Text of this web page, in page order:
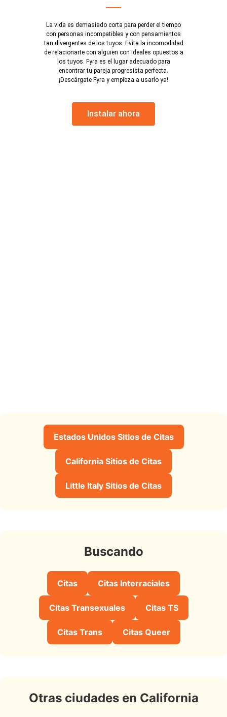
La vida es demasiado corta para perder el tiempo
con personas incompatibles y con pensamientos
tan divergentes de los tuyos. Evita la incomodidad
de relacionarte con alguien con ideales opuestos a
los tuyos. Fyra es el lugar adecuado para
encontrar tu pareja progresista perfecta.
¡Descárgate Fyra y empieza a usarlo ya!
Instalar ahora
Estados Unidos Sitios de Citas
California Sitios de Citas
Little Italy Sitios de Citas
Buscando
Citas Citas Interraciales
Citas Transexuales Citas TS
Citas Trans Citas Queer
Otras ciudades en California